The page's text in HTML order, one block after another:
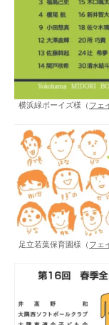
横浜緑ボーイズ様（ フェ
足立若葉保育園様（ フェ